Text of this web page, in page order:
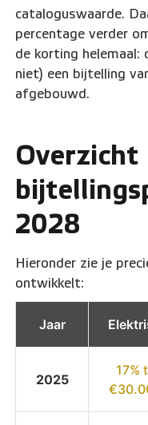
cataloguswaarde.
percentage verder
de korting
niet) een bijtelling
afgebouwd.
Overzicht
2028
Hieronder zie je
ontwikkelt:
Jaar
2025
17%